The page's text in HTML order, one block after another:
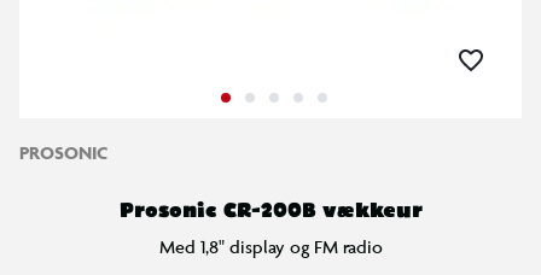
PROSONIC
Prosonic CR-200B vækkeur
Med 1,8" display og FM radio